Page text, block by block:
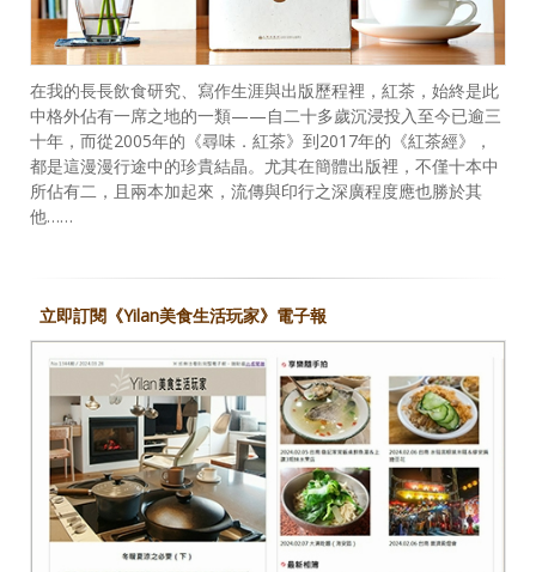
在我的長長飲食研究、寫作生涯與出版歷程裡，紅茶，始終是此
中格外佔有一席之地的一類——自二十多歲沉浸投入至今已逾三
十年，而從2005年的《尋味．紅茶》到2017年的《紅茶經》，
都是這漫漫行途中的珍貴結晶。尤其在簡體出版裡，不僅十本中
所佔有二，且兩本加起來，流傳與印行之深廣程度應也勝於其
他……
立即訂閱《Yilan美食生活玩家》電子報